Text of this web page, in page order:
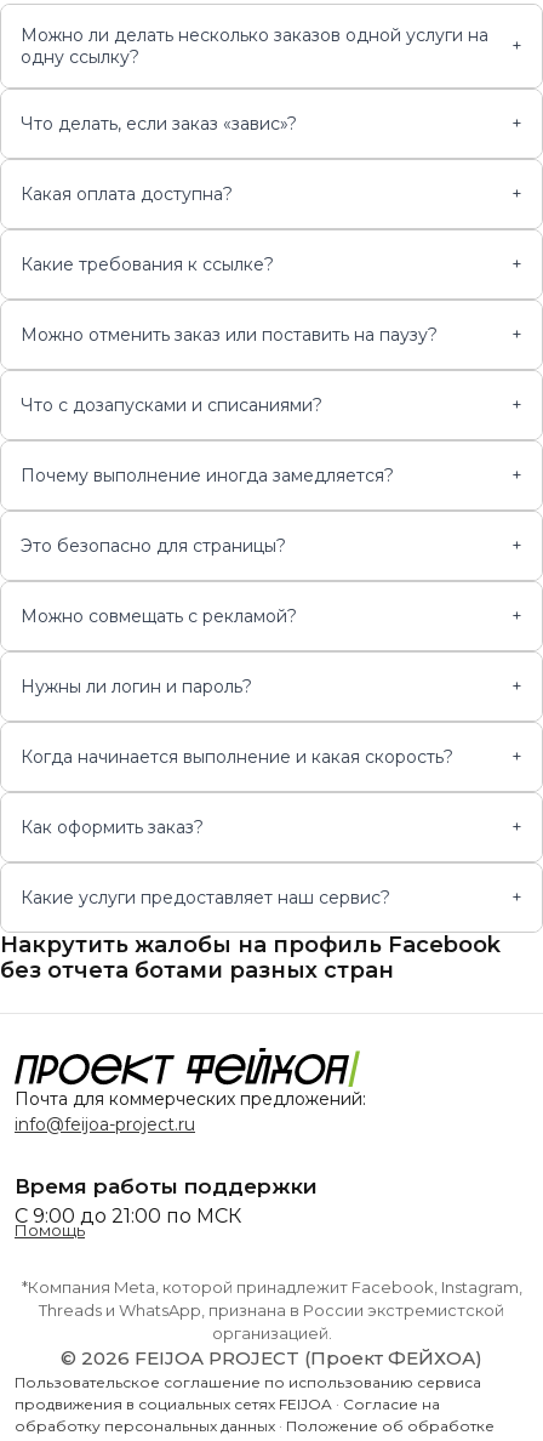
Накрутить жалобы на профиль Facebook
без отчета ботами разных стран
Можно ли делать несколько заказов одной услуги на
одну ссылку?
+
Что делать, если заказ «завис»? +
Какая оплата доступна? +
Какие требования к ссылке? +
Можно отменить заказ или поставить на паузу? +
Что с дозапусками и списаниями? +
Почему выполнение иногда замедляется? +
Это безопасно для страницы? +
Можно совмещать с рекламой? +
Нужны ли логин и пароль? +
Когда начинается выполнение и какая скорость? +
Как оформить заказ? +
Какие услуги предоставляет наш сервис? +
Почта для коммерческих предложений:
info@feijoa-project.ru
Время работы поддержки
С 9:00 до 21:00 по МСК
Помощь
*Компания Meta, которой принадлежит Facebook, Instagram,
Threads и WhatsApp, признана в России экстремистской
организацией.
© 2026 FEIJOA PROJECT (Проект ФЕЙХОА)
Пользовательское соглашение по использованию сервиса
продвижения в социальных сетях FEIJOA · Согласие на
обработку персональных данных · Положение об обработке